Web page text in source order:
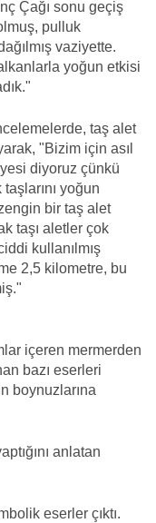
Çağı sonu geçiş
pulluk
vaziyette.
yoğun etkisi
taş alet
"Bizim için asıl
diyoruz çünkü
yoğun
bir taş alet
taşı aletler çok
kullanılmış
2,5 kilometre, bu
içeren mermerden
bazı eserleri
boynuzlarına
anlatan
eserler çıktı.